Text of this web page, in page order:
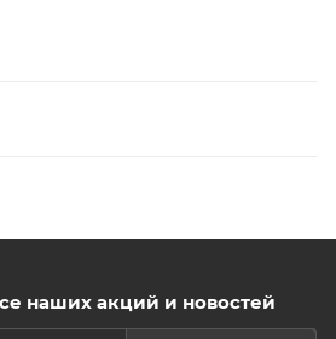
наших акций и новостей